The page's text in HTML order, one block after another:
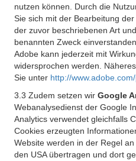
nutzen können. Durch die
Sie sich mit der Bearbeitung
der zuvor beschriebenen Art
benannten Zweck
Adobe kann jederzeit mit
widersprochen werden.
Sie unter http://
3.3 Zudem setzen wir Google
Webanalysedienst der Google
Analytics verwendet gleichfalls
Cookies erzeugten
Website werden in der Regel
den USA übertragen und dort